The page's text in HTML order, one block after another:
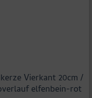
Vierkant 20cm /
elfenbein-rot